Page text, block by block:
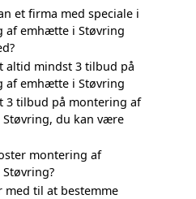
et firma med speciale i
af emhætte i Støvring
altid mindst 3 tilbud på
af emhætte i Støvring
3 tilbud på montering af
du kan være
montering af
med til at bestemme